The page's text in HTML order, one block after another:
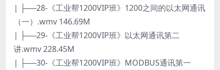
| ├──28-《工业帮1200VIP班》1200之间的以太网通讯
（一）.wmv 146.69M
| ├──29-《工业帮1200VIP班》以太网通讯第二
讲.wmv 228.45M
| ├──30-《工业帮1200VIP班》MODBUS通讯第一